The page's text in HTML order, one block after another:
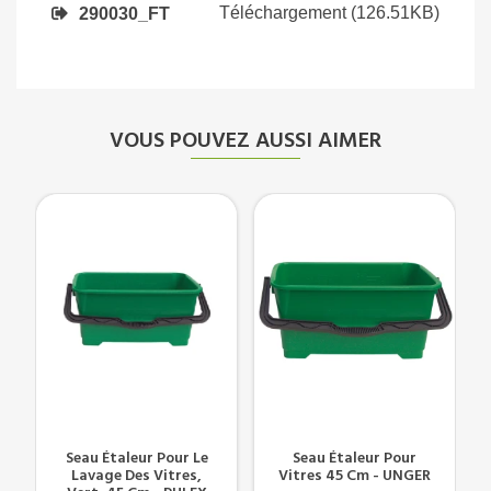
290030_FT Téléchargement (126.51KB)
VOUS POUVEZ AUSSI AIMER
Seau Étaleur Pour Le
Lavage Des Vitres,
Seau Étaleur Pour
Vitres 45 Cm - UNGER